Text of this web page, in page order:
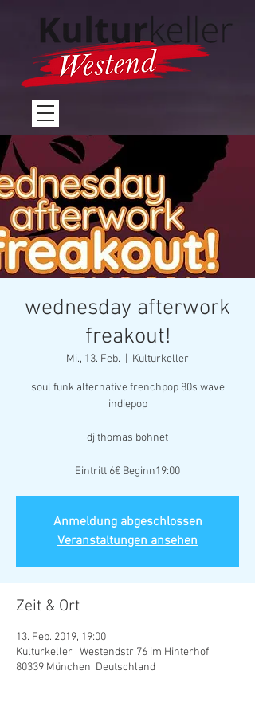
wednesday afterwork
freakout!
Mi., 13. Feb. Kulturkeller
soul funk alternative frenchpop 80s wave
indiepop
dj thomas bohnet
Eintritt 6€ Beginn19:00
Anmeldung abgeschlossen
Veranstaltungen ansehen
Zeit & Ort
13. Feb. 2019, 19:00
Kulturkeller , Westendstr.76 im Hinterhof,
80339 München, Deutschland